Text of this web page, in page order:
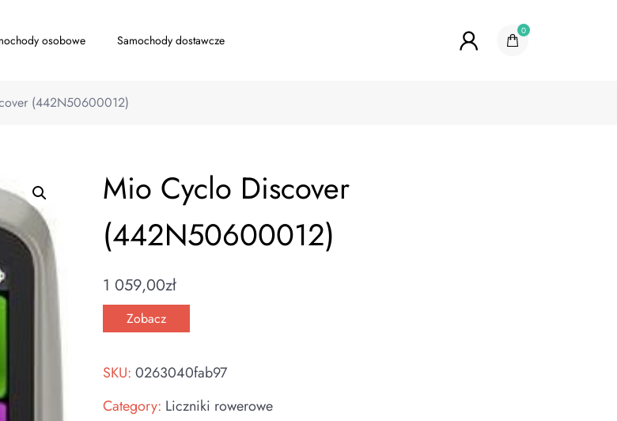
osobowe Samochody dostawcze
0
(442N50600012)
Mio Cyclo Discover
(442N50600012)
1 059,00zł
Zobacz
SKU:0263040fab97
Category: Liczniki rowerowe